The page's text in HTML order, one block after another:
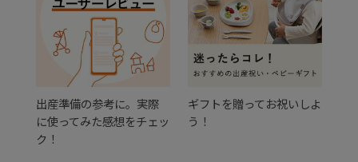
出産準備の参考に。実際
に使ってみた感想をチェッ
ク！
ギフトを贈ってお祝いしよ
う！